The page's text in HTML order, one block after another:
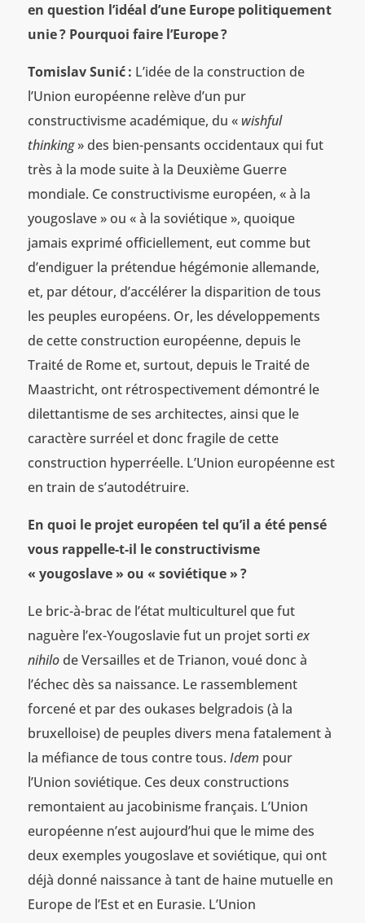
en question l’idéal d’une Europe politiquement
unie ? Pourquoi faire l’Europe ?
Tomislav Sunić : L’idée de la construction de
l’Union européenne relève d’un pur
constructivisme académique, du « wishful
thinking» des bien-pensants occidentaux qui fut
très à la mode suite à la Deuxième Guerre
mondiale. Ce constructivisme européen, « à la
yougoslave » ou « à la soviétique », quoique
jamais exprimé officiellement, eut comme but
d’endiguer la prétendue hégémonie allemande,
et, par détour, d’accélérer la disparition de tous
les peuples européens. Or, les développements
de cette construction européenne, depuis le
Traité de Rome et, surtout, depuis le Traité de
Maastricht, ont rétrospectivement démontré le
dilettantisme de ses architectes, ainsi que le
caractère surréel et donc fragile de cette
construction hyperréelle. L’Union européenne est
en train de s’autodétruire.
En quoi le projet européen tel qu’il a été pensé
vous rappelle-t-il le constructivisme
« yougoslave » ou « soviétique »?
Le bric-à-brac de l’état multiculturel que fut
naguère l’ex-Yougoslavie fut un projet sorti ex
nihilode Versailles et de Trianon, voué donc à
l’échec dès sa naissance. Le rassemblement
forcené et par des oukases belgradois (à la
bruxelloise) de peuples divers mena fatalement à
la méfiance de tous contre tous. Idempour
l’Union soviétique. Ces deux constructions
remontaient au jacobinisme français. L’Union
européenne n’est aujourd’hui que le mime des
deux exemples yougoslave et soviétique, qui ont
déjà donné naissance à tant de haine mutuelle en
Europe de l’Est et en Eurasie. L’Union